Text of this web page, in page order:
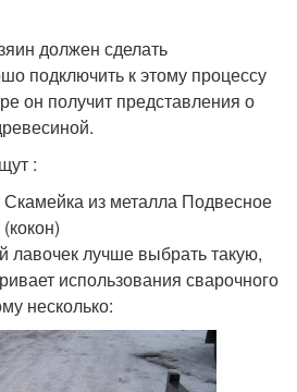
должен сделать
подключить к этому процессу
он получит представления о
:
из металла Подвесное
лавочек лучше выбрать такую,
использования сварочного
несколько: